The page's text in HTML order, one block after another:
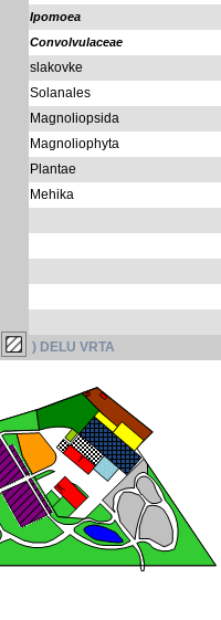
Ipomoea
Convolvulaceae
slakovke
Solanales
Magnoliopsida
Magnoliophyta
Plantae
Mehika
) DELU VRTA